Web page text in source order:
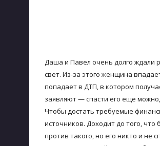
Даша и Павел очень долго ждали
свет. Из-за этого женщина
попадает в ДТП, в котором
заявляют — спасти его еще
Чтобы достать требуемые
источников. Доходит до того,
против такого, но его никто и не